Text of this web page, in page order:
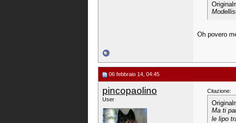
Oh povero
06 febbraio 14, 04:45
pincopaolino
User
Citazione:
Ma ti
le lipo